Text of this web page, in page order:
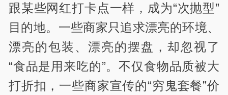
跟某些网红打卡点一样，成为“次抛型”
目的地。一些商家只追求漂亮的环境、
漂亮的包装、漂亮的摆盘，却忽视了
“食品是用来吃的”。不仅食物品质被大
打折扣，一些商家宣传的“穷鬼套餐”价